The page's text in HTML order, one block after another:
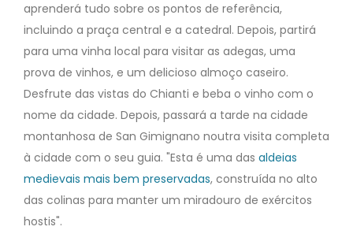
aprenderá tudo sobre os pontos de referência,
incluindo a praça central e a catedral. Depois, partirá
para uma vinha local para visitar as adegas, uma
prova de vinhos, e um delicioso almoço caseiro.
Desfrute das vistas do Chianti e beba o vinho com o
nome da cidade. Depois, passará a tarde na cidade
montanhosa de San Gimignano noutra visita completa
à cidade com o seu guia. "Esta é uma das aldeias
medievais mais bem preservadas, construída no alto
das colinas para manter um miradouro de exércitos
hostis".